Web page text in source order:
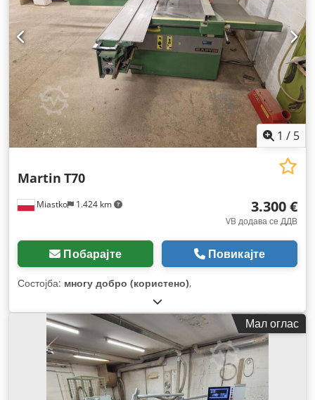
1 / 5
Miastko 1.424 km
Martin T70
3.300 €
VB додава се ДДВ
Побарајте Повикајте
Состојба: многу добро (користено),
Мал оглас